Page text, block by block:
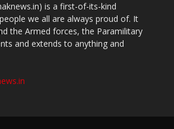
is a first-of-its-kind
we all are always proud of. It
the Armed forces, the Paramilitary
and extends to anything and